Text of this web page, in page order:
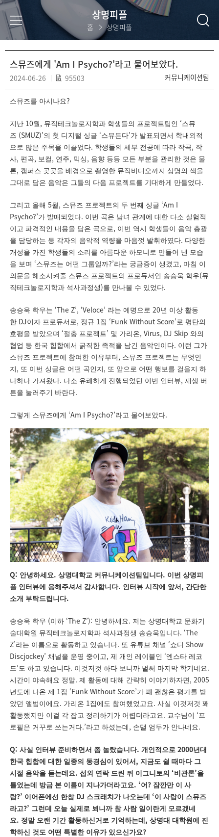
상명피플
홈 상명피플
스뮤즈에게 'Am I Psycho?'라고 물어보았다.
2024-06-26 95503 커뮤니케이션팀
스뮤즈를 아시나요?
지난 10월 , 뮤직테크놀로지학과 학생들의 프로젝트팀인 ‘스뮤
즈 (SMUZ)’의 첫 디지털 싱글 ‘스뮤든다’가 발표되면서 학내외적
으로 많은 주목을 이끌었다. 학생들의 세부 전공에 따라 작곡, 작
사, 편곡, 보컬 , 연주, 믹싱 , 음향 등등 모든 부분을 관리한 것은 물
론, 캠퍼스 곳곳을 배경으로 촬영한 뮤직비디오까지 상명의 색을
그대로 담은 음악은 그들의 다음 프로젝트를 기대하게 만들었다.
그리고 올해 5월 , 스뮤즈 프로젝트의 두 번째 싱글 ‘Am I
Psycho?’가 발매되었다. 이번 곡은 남녀 관계에 대한 다소 실험적
이고 파격적인 내용을 담은 곡으로, 이번 역시 학생들이 음악 총괄
을 담당하는 등 각자의 음악적 역량을 마음껏 발휘하였다. 다양한
개성을 가진 학생들의 소리를 아름다운 하모니로 만들어 낸 모습
을 보며 ‘스뮤즈는 어떤 그룹일까?’라는 궁금증이 생겼고, 마침 이
의문을 해소시켜줄 스뮤즈 프로젝트의 프로듀서인 송승욱 학우(뮤
직테크놀로지학과 석사과정생)를 만나볼 수 있었다.
송승욱 학우는 ‘The Z’, ‘Veloce’ 라는 예명으로 20년 이상 활동
한 DJ이자 프로듀서로, 정규 1집 ‘Funk Without Score’로 평단의
호평을 받았으며 ‘절충 프로젝트’ 및 가리온, Virus, DJ Skip 와의
협업 등 한국 힙합에서 굵직한 족적을 남긴 음악인이다. 이런 그가
스뮤즈 프로젝트에 참여한 이유부터 , 스뮤즈 프로젝트는 무엇인
지 , 또 이번 싱글은 어떤 곡인지 , 또 앞으로 어떤 행보를 걸을지 하
나하나 가져왔다. 다소 유쾌하게 진행되었던 이번 인터뷰, 재생 버
튼을 눌러주기 바란다.
그렇게 스뮤즈에게 ‘Am I Psycho?’라고 물어보았다.
Q: 안녕하세요. 상명대학교 커뮤니케이션팀입니다. 이번 상명피
플 인터뷰에 응해주셔서 감사합니다. 인터뷰 시작에 앞서 , 간단한
소개 부탁드립니다.
송승욱 학우 (이하 ‘The Z’): 안녕하세요 . 저는 상명대학교 문화기
술대학원 뮤직테크놀로지학과 석사과정생 송승욱입니다. ‘The
Z’라는 이름으로 활동하고 있습니다. 또 유튜브 채널 ‘쇼디 Show
Discjockey’ 채널을 운영 중이고 , 제 개인 레이블인 ‘엔스타 레코
드 ’ 도 하고 있습니다. 이것저것 하다 보니까 벌써 마지막 학기네요 .
시간이 야속해요 정말. 제 활동에 대해 간략히 이야기하자면 , 2005
년도에 나온 제 1 집 ‘Funk Without Score’가 꽤 괜찮은 평가를 받
았던 앨범이에요 . 가리온 1 집에도 참여했었고요 . 사실 이것저것 꽤
활동했지만 이걸 각 잡고 정리하기가 어렵더라고요 . 교수님이 ‘ 프
로필은 거꾸로 쓰는거다.’라고 하셨는데 , 손댈 엄두가 안나네요 .
Q: 사실 인터뷰 준비하면서 좀 놀랐습니다. 개인적으로 2000년대
한국 힙합에 대한 일종의 동경심이 있어서 , 지금도 쉴 때마다 그
시절 음악을 듣는데요. 섭외 연락 드린 뒤 이그니토의 ‘비관론’을
틀었는데 방금 본 이름이 지나가더라고요. ‘어 ? 잠깐만 이 사
람?’ 이어폰에선 한참 DJ 스크래치가 나오는데 ‘이 사람이 스뮤즈
라고?’ 그런데 오늘 실제로 뵈니까 참 사람 일이란게 모르겠네
요. 정말 오랜 기간 활동하신거로 기억하는데 , 상명대 대학원에 진
학하신 것도 어떤 특별한 이유가 있으신가요?